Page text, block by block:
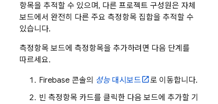
항목을 추적할 수 있으며, 다른 프로젝트 구성원은 자체
보드에서 완전히 다른 주요 측정항목 집합을 추적할 수
있습니다.
측정항목 보드에 측정항목을 추가하려면 다음 단계를
따르세요.
Firebase 콘솔의 성능대시보드
로 이동합니다.
빈 측정항목 카드를 클릭한 다음 보드에 추가할 기